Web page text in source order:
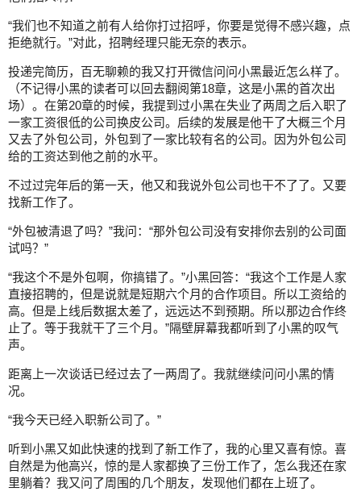
“我们也不知道之前有人给你打过招呼，你要是觉得不感兴趣，点
拒绝就行。”对此，招聘经理只能无奈的表示。
投递完简历，百无聊赖的我又打开微信问问小黑最近怎么样了。
（不记得小黑的读者可以回去翻阅第18章，这是小黑的首次出
场）。在第20章的时候，我提到过小黑在失业了两周之后入职了
一家工资很低的公司换皮公司。后续的发展是他干了大概三个月
又去了外包公司，外包到了一家比较有名的公司。因为外包公司
给的工资达到他之前的水平。
不过过完年后的第一天，他又和我说外包公司也干不了了。又要
找新工作了。
“外包被清退了吗？”我问：“那外包公司没有安排你去别的公司面
试吗？”
“我这个不是外包啊，你搞错了。”小黑回答：“我这个工作是人家
直接招聘的，但是说就是短期六个月的合作项目。所以工资给的
高。但是上线后数据太差了，远远达不到预期。所以那边合作终
止了。等于我就干了三个月。”隔壁屏幕我都听到了小黑的叹气
声。
距离上一次谈话已经过去了一两周了。我就继续问问小黑的情
况。
“我今天已经入职新公司了。”
听到小黑又如此快速的找到了新工作了，我的心里又喜有惊。喜
自然是为他高兴，惊的是人家都换了三份工作了，怎么我还在家
里躺着？我又问了周围的几个朋友，发现他们都在上班了。